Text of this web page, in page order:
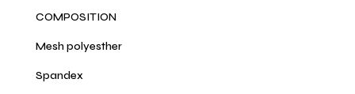
COMPOSITION
Mesh polyesther
Spandex